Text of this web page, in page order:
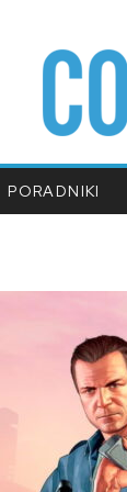
PORADNIKI